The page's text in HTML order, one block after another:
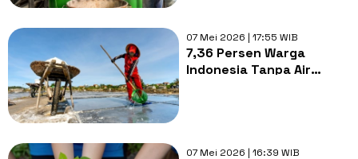
07 Mei 2026 | 17:55 WIB
7,36 Persen Warga
Indonesia Tanpa Air
07 Mei 2026 | 16:39 WIB